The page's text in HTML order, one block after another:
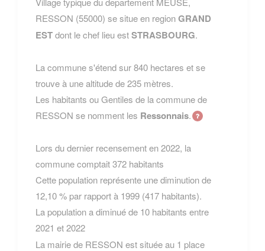
RESSON (55000) se situe en regionGRAND
ESTdont le chef lieu estSTRASBOURG.
La commune s'étend sur 840 hectares et se
trouve à une altitude de 235 mètres.
Les habitants ou Gentiles de la commune de
RESSON se nomment les Ressonnais.
Lors du dernier recensement en 2022, la
commune comptait 372 habitants
Cette population représente une diminution de
12,10 % par rapport à 1999 (417 habitants).
La population a diminué de 10 habitants entre
2021 et 2022
La mairie de RESSON est située au 1 place